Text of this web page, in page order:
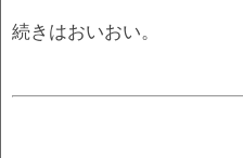
続きはおいおい。